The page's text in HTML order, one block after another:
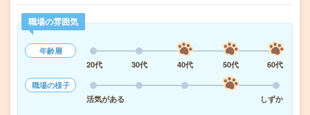
職場の雰囲気
年齢層
20代
30代 40代 50代
60代
職場の様子
活気がある
しずか